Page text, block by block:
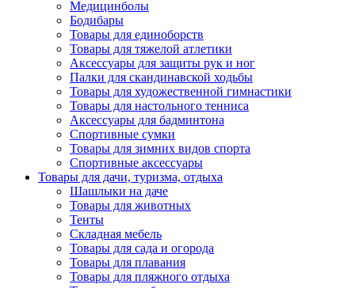
Медицинболы
Бодибары
Товары для единоборств
Товары для тяжелой атлетики
Аксессуары для защиты рук и ног
Палки для скандинавской ходьбы
Товары для художественной гимнастики
Товары для настольного тенниса
Аксессуары для бадминтона
Спортивные сумки
Товары для зимних видов спорта
Спортивные аксессуары
Товары для дачи, туризма, отдыха
Шашлыки на даче
Товары для животных
Тенты
Складная мебель
Товары для сада и огорода
Товары для плавания
Товары для пляжного отдыха